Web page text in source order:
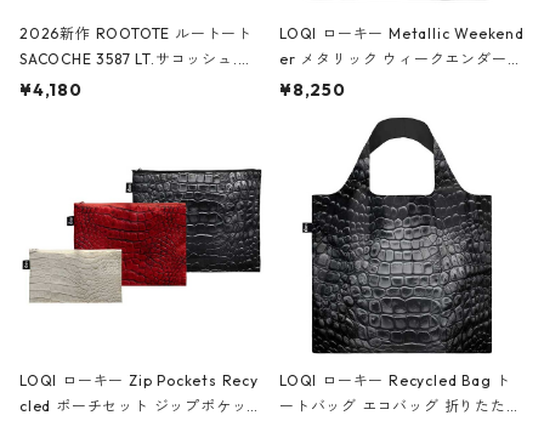
2026新作 ROOTOTE ルートート
SACOCHE 3587 LT.サコッシュ.ル
ミエ-B ショルダーバッグ グロスピ
¥4,180
LOQI ローキー Metallic Weekend
er メタリック ウィークエンダー
ボストンバッグ ショルダーバッグ
Black ジャン=ミッシェル・バスキ
ア/クラウン ブラック
¥8,250
LOQI ローキー Zip Pockets Recy
cled ポーチセット ジップポケット
LOQI ローキー Recycled Bag ト
ートバッグ エコバッグ 折りたたみ